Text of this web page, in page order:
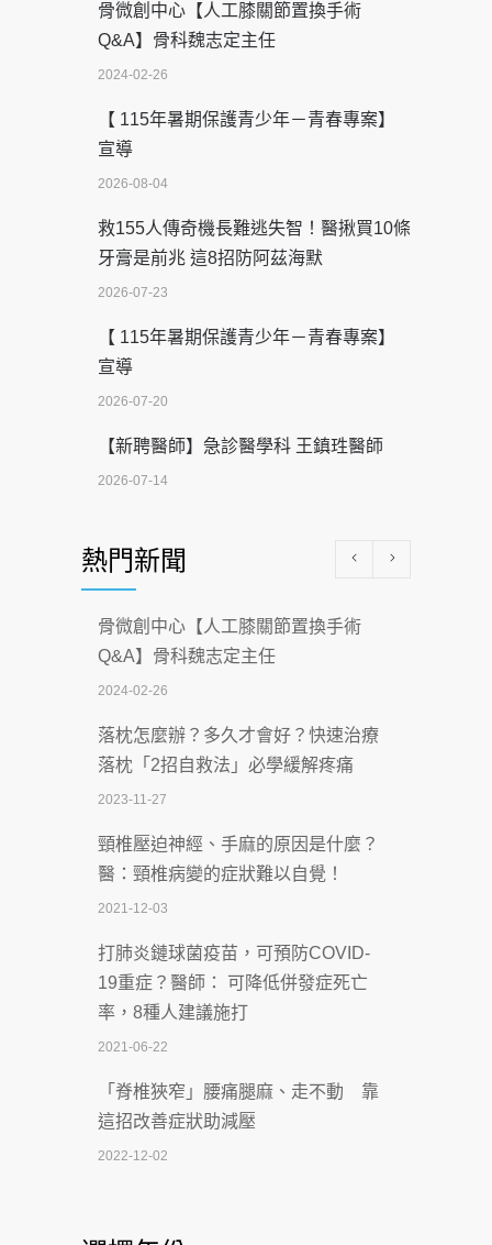
骨微創中心【人工膝關節置換手術
Q&A】骨科魏志定主任
2024-02-26
【 115年暑期保護青少年－青春專案】
宣導
2026-08-04
救155人傳奇機長難逃失智！醫揪買10條
牙膏是前兆 這8招防阿茲海默
2026-07-23
【 115年暑期保護青少年－青春專案】
宣導
2026-07-20
【新聘醫師】急診醫學科 王鎮珄醫師
2026-07-14
科能量
2026-07-08
沒菸酒也瀕臨洗腎？65歲男靠「這習
慣」逆轉腎功能 醫揭3招救命
2026-07-08
體溫飆破41度！醫連收兩例中暑病例：
致死率達8成
2026-07-07
深耕萬華55年 西園醫院回顧發展歷程與
智慧 醫療布局
2026-07-06
【115年臺北市「防癌保衛戰：健康好禮
一手刮」】 宣導
2026-07-02
2026-07-02
4連霸議員黃秋澤癌逝！食道癌為何奪命
熱門新聞
骨微創中心【人工膝關節置換手術
Q&A】骨科魏志定主任
2024-02-26
落枕怎麼辦？多久才會好？快速治療
落枕「2招自救法」必學緩解疼痛
2023-11-27
頸椎壓迫神經、手麻的原因是什麼？
醫：頸椎病變的症狀難以自覺！
2021-12-03
打肺炎鏈球菌疫苗，可預防COVID-
19重症？醫師： 可降低併發症死亡
率，8種人建議施打
2021-06-22
「脊椎狹窄」腰痛腿麻、走不動 靠
這招改善症狀助減壓
2022-12-02